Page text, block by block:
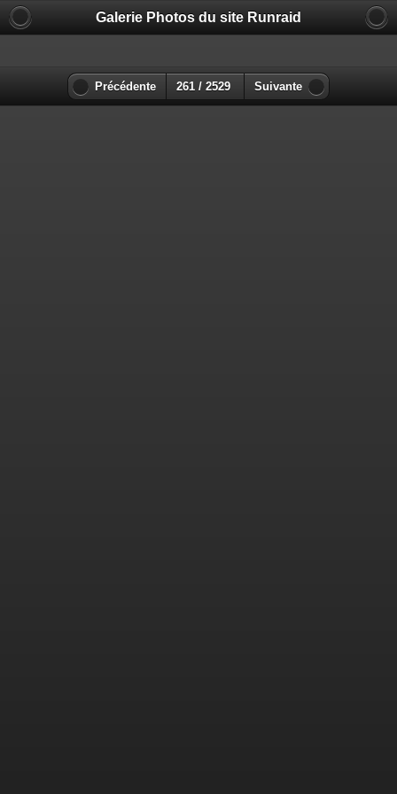
Galerie Photos du site Runraid
Précédente 261 / 2529 Suivante